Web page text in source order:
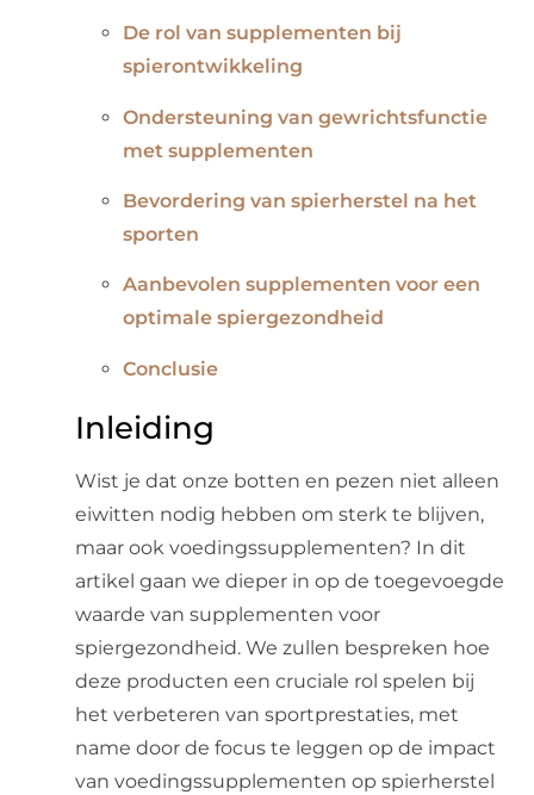
De rol van supplementen bij
spierontwikkeling
Ondersteuning van gewrichtsfunctie
met supplementen
Bevordering van spierherstel na het
sporten
Aanbevolen supplementen voor een
optimale spiergezondheid
Conclusie
Inleiding
Wist je dat onze botten en pezen niet alleen
eiwitten nodig hebben om sterk te blijven,
maar ook voedingssupplementen? In dit
artikel gaan we dieper in op de toegevoegde
waarde van supplementen voor
spiergezondheid. We zullen bespreken hoe
deze producten een cruciale rol spelen bij
het verbeteren van sportprestaties, met
name door de focus te leggen op de impact
van voedingssupplementen op spierherstel